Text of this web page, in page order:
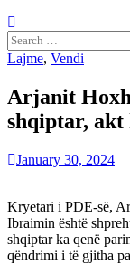
Search
for:
Lajme, Vendi
Arjanit
shqiptar,
January 30, 2024
Kryetari i PDE-së,
Ibraimin është
shqiptar ka qenë
qëndrimi i të gjitha